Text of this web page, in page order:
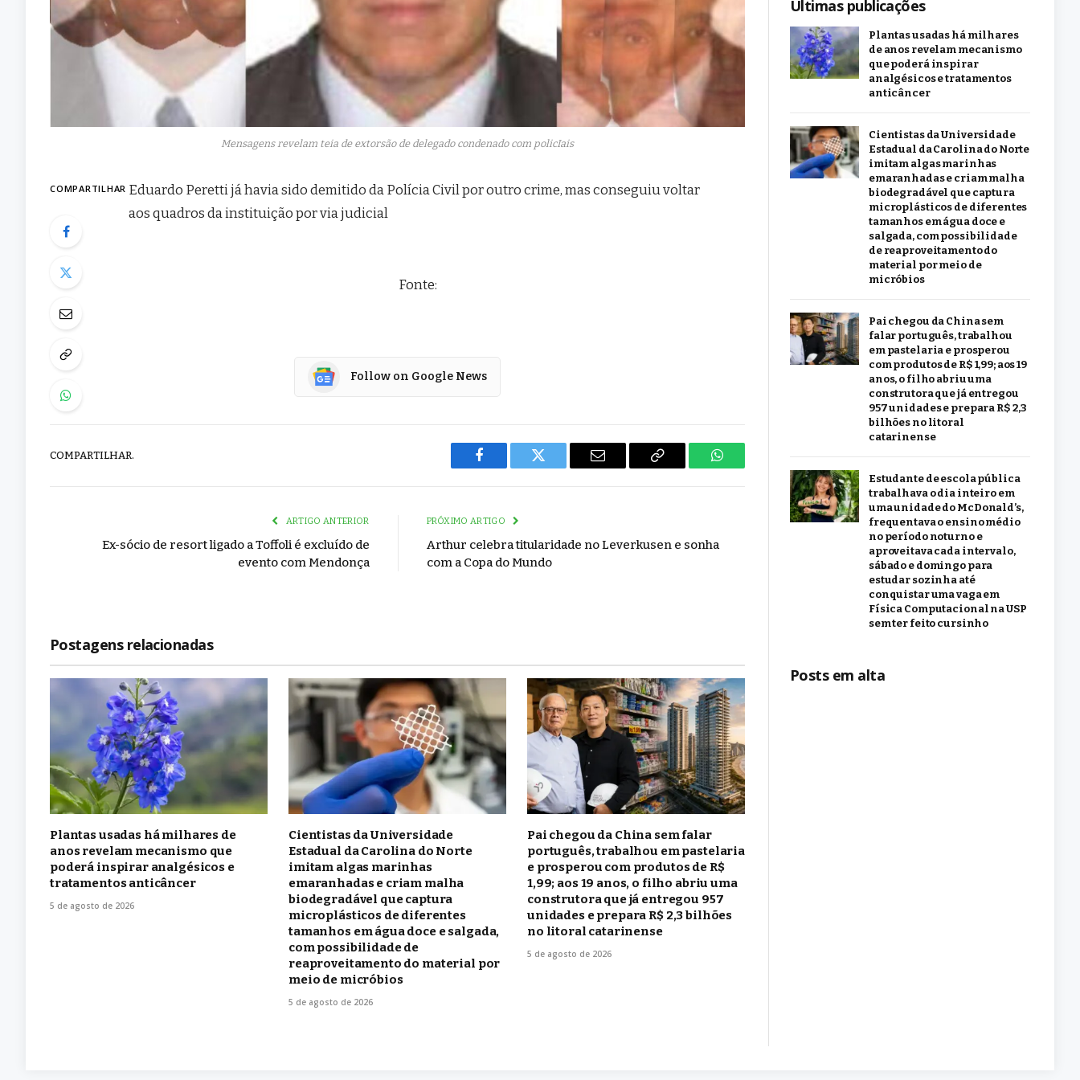
Mensagens revelam teia de extorsão de delegado condenado com policIais
COMPARTILHAR Eduardo Peretti já havia sido demitido da Polícia Civil por outro crime, mas conseguiu voltar
aos quadros da instituição por via judicial
Fonte:
Follow on Google News
COMPARTILHAR.
Facebook Twitter Email
Copy
WhatsApp
ARTIGO ANTERIOR
Ex-sócio de resort ligado a Toffoli é excluído de
evento com Mendonça
PRÓXIMO ARTIGO
Arthur celebra titularidade no Leverkusen e sonha
com a Copa do Mundo
Postagens relacionadas
Plantas usadas há milhares de
anos revelam mecanismo que
poderá inspirar analgésicos e
tratamentos anticâncer
5 de agosto de 2026
Cientistas da Universidade
Estadual da Carolina do Norte
imitam algas marinhas
emaranhadas e criam malha
biodegradável que captura
microplásticos de diferentes
tamanhos em água doce e salgada,
com possibilidade de
reaproveitamento do material por
meio de micróbios
5 de agosto de 2026
Pai chegou da China sem falar
português, trabalhou em pastelaria
e prosperou com produtos de R$
1,99; aos 19 anos, o filho abriu uma
construtora que já entregou 957
unidades e prepara R$ 2,3 bilhões
no litoral catarinense
5 de agosto de 2026
Últimas publicações
Plantas usadas há milhares
de anos revelam mecanismo
que poderá inspirar
analgésicos e tratamentos
anticâncer
Cientistas da Universidade
Estadual da Carolina do Norte
imitam algas marinhas
emaranhadas e criam malha
biodegradável que captura
microplásticos de diferentes
tamanhos em água doce e
salgada, com possibilidade
de reaproveitamento do
material por meio de
micróbios
Pai chegou da China sem
falar português, trabalhou
em pastelaria e prosperou
com produtos de R$ 1,99; aos 19
anos, o filho abriu uma
construtora que já entregou
957 unidades e prepara R$ 2,3
bilhões no litoral
catarinense
Estudante de escola pública
trabalhava o dia inteiro em
uma unidade do McDonald’s,
frequentava o ensino médio
no período noturno e
aproveitava cada intervalo,
sábado e domingo para
estudar sozinha até
conquistar uma vaga em
Física Computacional na USP
sem ter feito cursinho
Posts em alta